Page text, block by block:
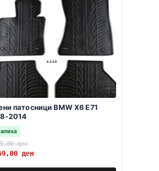
патосници BMW X6 E71
2014
ден
ден